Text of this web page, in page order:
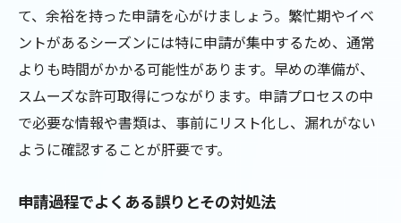
て、余裕を持った申請を心がけましょう。繁忙期やイベ
ントがあるシーズンには特に申請が集中するため、通常
よりも時間がかかる可能性があります。早めの準備が、
スムーズな許可取得につながります。申請プロセスの中
で必要な情報や書類は、事前にリスト化し、漏れがない
ように確認することが肝要です。
申請過程でよくある誤りとその対処法